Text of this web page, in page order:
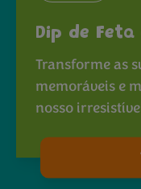
Dip de
Transforme as
memoráveis e
nosso